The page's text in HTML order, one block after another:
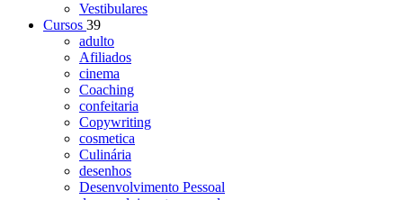
Vestibulares
Cursos 39
adulto
Afiliados
cinema
Coaching
confeitaria
Copywriting
cosmetica
Culinária
desenhos
Desenvolvimento Pessoal